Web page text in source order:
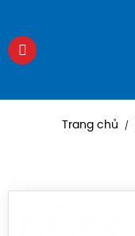
Trang chủ /